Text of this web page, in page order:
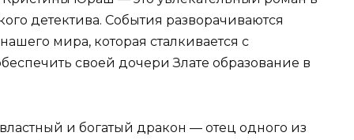
детектива. События разворачиваются
мира, которая сталкивается с
своей дочери Злате образование в
и богатый дракон — отец одного из